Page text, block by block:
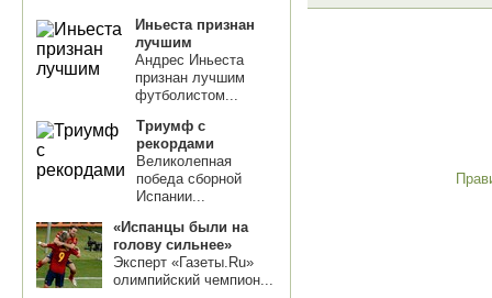
Иньеста признан
лучшим
Андрес Иньеста
признан лучшим
футболистом...
Триумф с
рекордами
Великолепная
победа сборной
Испании...
«Испанцы были на
голову сильнее»
Эксперт «Газеты.Ru»
олимпийский чемпион...